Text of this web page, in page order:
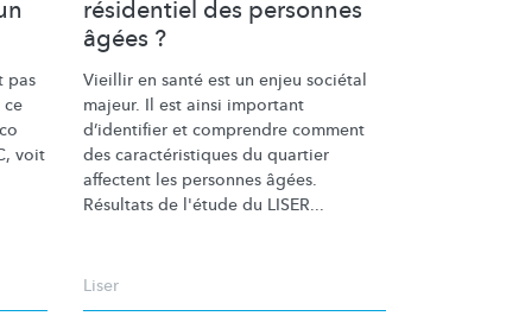
pas
ce
voit
résidentiel des personnes
âgées ?
Vieillir en santé est un enjeu sociétal
majeur. Il est ainsi important
d’identifier et comprendre comment
des caractéristiques du quartier
affectent les personnes âgées.
Résultats de l'étude du LISER...
Liser